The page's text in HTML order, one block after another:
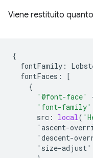
Viene restituito
{
fontFamily :
fontFaces :
[
{
'@font-face'
'font-family'
src : local(
'ascent-
'descent-
'size-